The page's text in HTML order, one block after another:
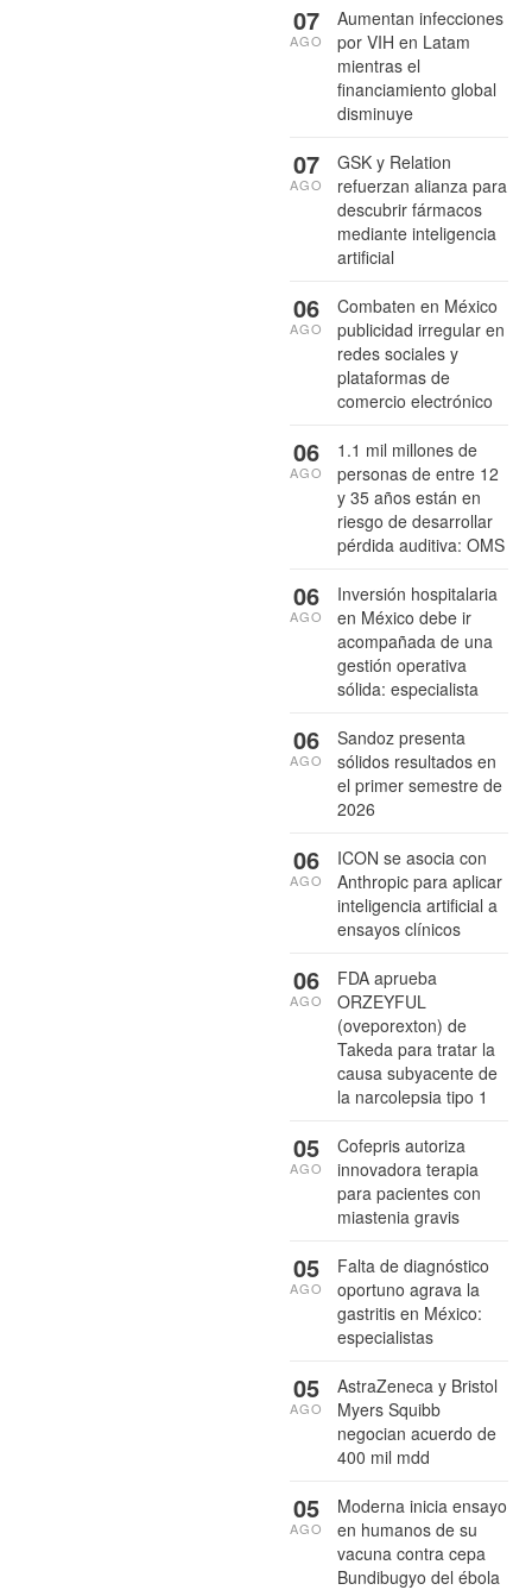
Aumentan infecciones
por VIH en Latam
mientras el
financiamiento global
disminuye
07
AGO
GSK y Relation
refuerzan alianza para
descubrir fármacos
mediante inteligencia
artificial
07
AGO
Combaten en México
publicidad irregular en
redes sociales y
plataformas de
comercio electrónico
06
AGO
1.1 mil millones de
personas de entre 12
y 35 años están en
riesgo de desarrollar
pérdida auditiva: OMS
06
AGO
Inversión hospitalaria
en México debe ir
acompañada de una
gestión operativa
sólida: especialista
06
AGO
Sandoz presenta
sólidos resultados en
el primer semestre de
2026
06
AGO
ICON se asocia con
Anthropic para aplicar
inteligencia artificial a
ensayos clínicos
06
AGO
FDA aprueba
ORZEYFUL
(oveporexton) de
Takeda para tratar la
causa subyacente de
la narcolepsia tipo 1
06
AGO
Cofepris autoriza
innovadora terapia
para pacientes con
miastenia gravis
05
AGO
Falta de diagnóstico
oportuno agrava la
gastritis en México:
especialistas
05
AGO
AstraZeneca y Bristol
Myers Squibb
negocian acuerdo de
400 mil mdd
05
AGO
Moderna inicia ensayo
en humanos de su
vacuna contra cepa
Bundibugyo del ébola
05
AGO